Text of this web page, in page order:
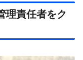
理責任者をク